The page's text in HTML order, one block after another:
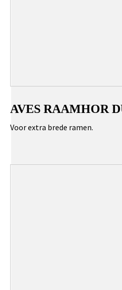
AVES RAAMHOR
Voor extra brede ramen.